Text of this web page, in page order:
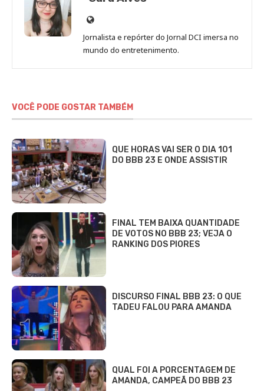
Site
de
Sara
Jornalista e repórter do Jornal DCI imersa no
mundo do entretenimento.
VOCÊ PODE GOSTAR TAMBÉM
QUE HORAS VAI SER O DIA 101
DO BBB 23 E ONDE ASSISTIR
FINAL TEM BAIXA QUANTIDADE
DE VOTOS NO BBB 23; VEJA O
RANKING DOS PIORES
DISCURSO FINAL BBB 23: O QUE
TADEU FALOU PARA AMANDA
QUAL FOI A PORCENTAGEM DE
AMANDA, CAMPEÃ DO BBB 23